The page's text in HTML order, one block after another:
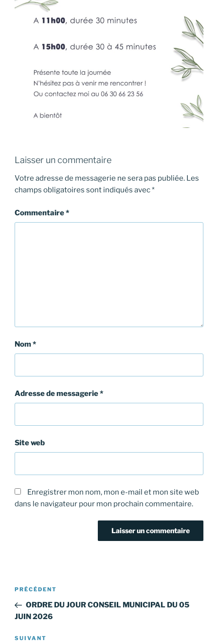
Laisser un commentaire
Votre adresse de messagerie ne sera pas publiée. Les
champs obligatoires sont indiqués avec*
Commentaire*
Nom*
Adresse de messagerie*
Site web
Enregistrer mon nom, mon e-mail et mon site web
dans le navigateur pour mon prochain commentaire.
Navigation
l’article
Article
précédent
PRÉCÉDENT
ORDRE DU JOUR CONSEIL MUNICIPAL DU 05
JUIN 2026
Article
SUIVANT